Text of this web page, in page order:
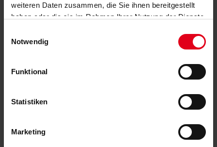
weiteren Daten zusammen, die Sie ihnen bereitgestellt
haben oder die sie im Rahmen Ihrer Nutzung der Dienste
Notwendig
Funktional
Statistiken
Marketing